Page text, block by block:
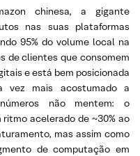
chinesa, a gigante
nas suas plataformas
95% do volume local na
de clientes que consomem
e está bem posicionada
vez mais acostumado a
não mentem: o
acelerado de ~30% ao
mas assim como
de computação em